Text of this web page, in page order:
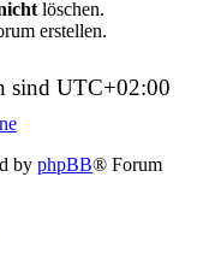
löschen.
erstellen.
sind UTC+02:00
by phpBB® Forum